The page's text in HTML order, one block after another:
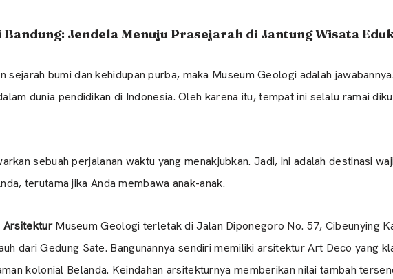
Bandung: Jendela Menuju Prasejarah di Jantung Wisata
sejarah bumi dan kehidupan purba, maka Museum Geologi adalah
dunia pendidikan di Indonesia. Oleh karena itu, tempat ini selalu ramai
sebuah perjalanan waktu yang menakjubkan. Jadi, ini adalah destinasi
terutama jika Anda membawa anak-anak.
ArsitekturMuseum Geologi terletak di Jalan Diponegoro No. 57, Cibeunying
dari Gedung Sate. Bangunannya sendiri memiliki arsitektur Art Deco yang
kolonial Belanda. Keindahan arsitekturnya memberikan nilai tambah